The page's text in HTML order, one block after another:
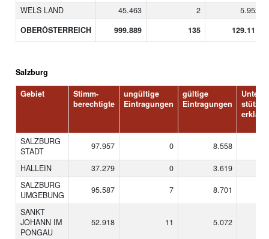
WELS LAND
45.463 2
5.952
OBERÖSTERREICH
999.889 135 129.111
Salzburg
Gebiet
Stimm-
berechtigte
ungültige
Eintragungen
gültige
Eintragungen
Unter-
SALZBURG
STADT
97.957 0 8.558
HALLEIN 37.279 0
3.619
SALZBURG
UMGEBUNG
95.587 7 8.701
SANKT
JOHANN IM
PONGAU
52.918 11 5.072